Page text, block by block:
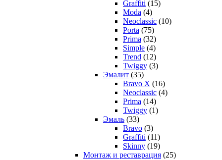
Graffiti (15)
Moda (4)
Neoclassic (10)
Porta (75)
Prima (32)
Simple (4)
Trend (12)
Twiggy (3)
Эмалит (35)
Bravo X (16)
Neoclassic (4)
Prima (14)
Twiggy (1)
Эмаль (33)
Bravo (3)
Graffiti (11)
Skinny (19)
Монтаж и реставрация (25)